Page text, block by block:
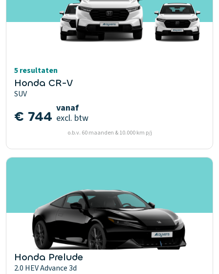
5 resultaten
Honda CR-V
SUV
€ 744 vanaf
excl. btw
o.b.v. 60 maanden & 10.000 km p/j
Honda Prelude
2.0 HEV Advance 3d